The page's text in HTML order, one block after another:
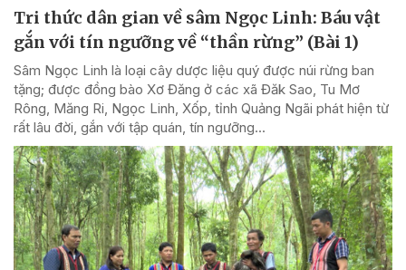
Tri thức dân gian về sâm Ngọc Linh: Báu vật
gắn với tín ngưỡng về “thần rừng” (Bài 1)
Sâm Ngọc Linh là loại cây dược liệu quý được núi rừng ban
tặng; được đồng bào Xơ Đăng ở các xã Đăk Sao, Tu Mơ
Rông, Măng Ri, Ngọc Linh, Xốp, tỉnh Quảng Ngãi phát hiện từ
rất lâu đời, gắn với tập quán, tín ngưỡng...